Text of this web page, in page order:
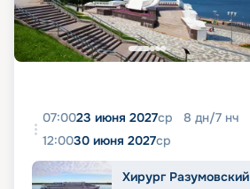
07:0023 июня 2027ср 8 дн/7 нч
12:0030 июня 2027ср
Хирург Разумовский